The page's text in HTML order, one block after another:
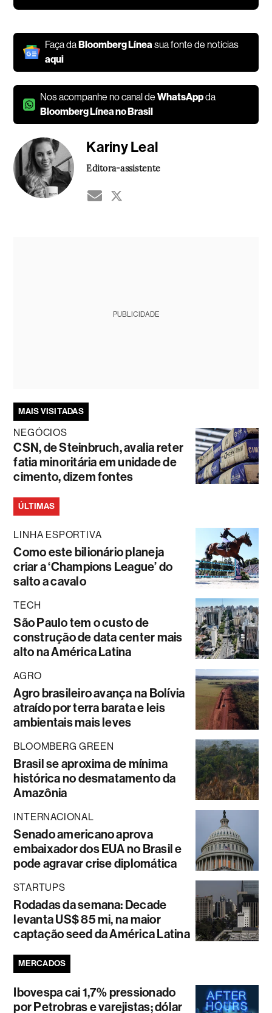
Faça daBloomberg Línea sua fonte de notícias
aqui
Nos acompanhe no canal deWhatsAppda
Bloomberg Línea no Brasil
Kariny Leal
Editora-assistente
PUBLICIDADE
MAIS VISITADAS
NEGÓCIOS
CSN, de Steinbruch, avalia reter
fatia minoritária em unidade de
cimento, dizem fontes
ÚLTIMAS
LINHA ESPORTIVA
Como este bilionário planeja
criar a ‘Champions League’ do
salto a cavalo
TECH
São Paulo tem o custo de
construção de data center mais
alto na América Latina
AGRO
Agro brasileiro avança na Bolívia
atraído por terra barata e leis
ambientais mais leves
BLOOMBERG GREEN
Brasil se aproxima de mínima
histórica no desmatamento da
Amazônia
INTERNACIONAL
Senado americano aprova
embaixador dos EUA no Brasil e
pode agravar crise diplomática
STARTUPS
Rodadas da semana: Decade
levanta US$ 85 mi, na maior
captação seed da América Latina
MERCADOS
Ibovespa cai 1,7% pressionado
por Petrobras e varejistas; dólar